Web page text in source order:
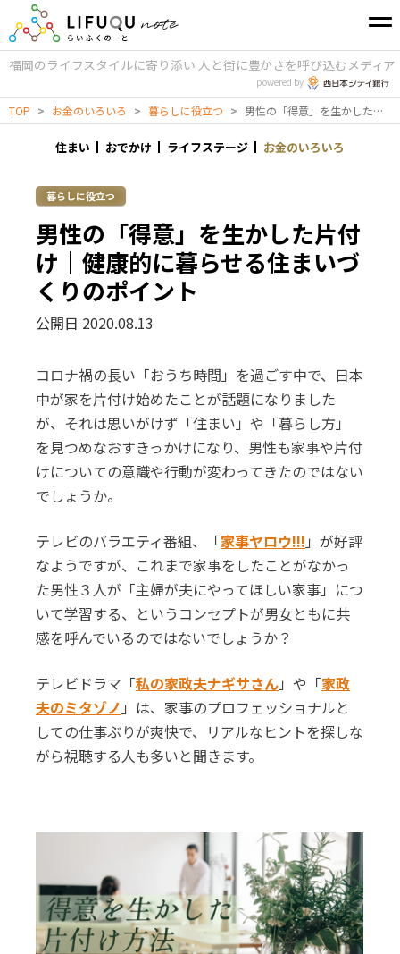
福岡のライフスタイルに寄り添い 人と街に豊かさを呼び込むメディア
powered by
TOP > お金のいろいろ > 暮らしに役立つ > 男性の「得意」を生かした片付け｜健康的に暮らせる住まいづくりのポイント
住まい おでかけ ライフステージ お金のいろいろ
暮らしに役立つ
男性の「得意」を生かした片付
け｜健康的に暮らせる住まいづ
くりのポイント
公開日 2020.08.13
コロナ禍の長い「おうち時間」を過ごす中で、日本
中が家を片付け始めたことが話題になりました
が、それは思いがけず「住まい」や「暮らし方」
を見つめなおすきっかけになり、男性も家事や片付
けについての意識や行動が変わってきたのではない
でしょうか。
テレビのバラエティ番組、「家事ヤロウ!!! 」が好評
なようですが、これまで家事をしたことがなかっ
た男性３人が「主婦が夫にやってほしい家事」につ
いて学習する、というコンセプトが男女ともに共
感を呼んでいるのではないでしょうか？
テレビドラマ「私の家政夫ナギサさん」や「家政
夫のミタゾノ 」は、家事のプロフェッショナルと
しての仕事ぶりが爽快で、リアルなヒントを探しな
がら視聴する人も多いと聞きます。